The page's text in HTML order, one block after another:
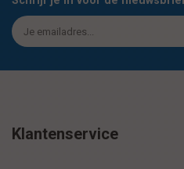
Klantenservice